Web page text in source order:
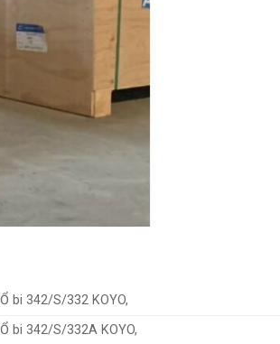
Ổ bi 342/S/332 KOYO,
Ổ bi 342/S/332A KOYO,